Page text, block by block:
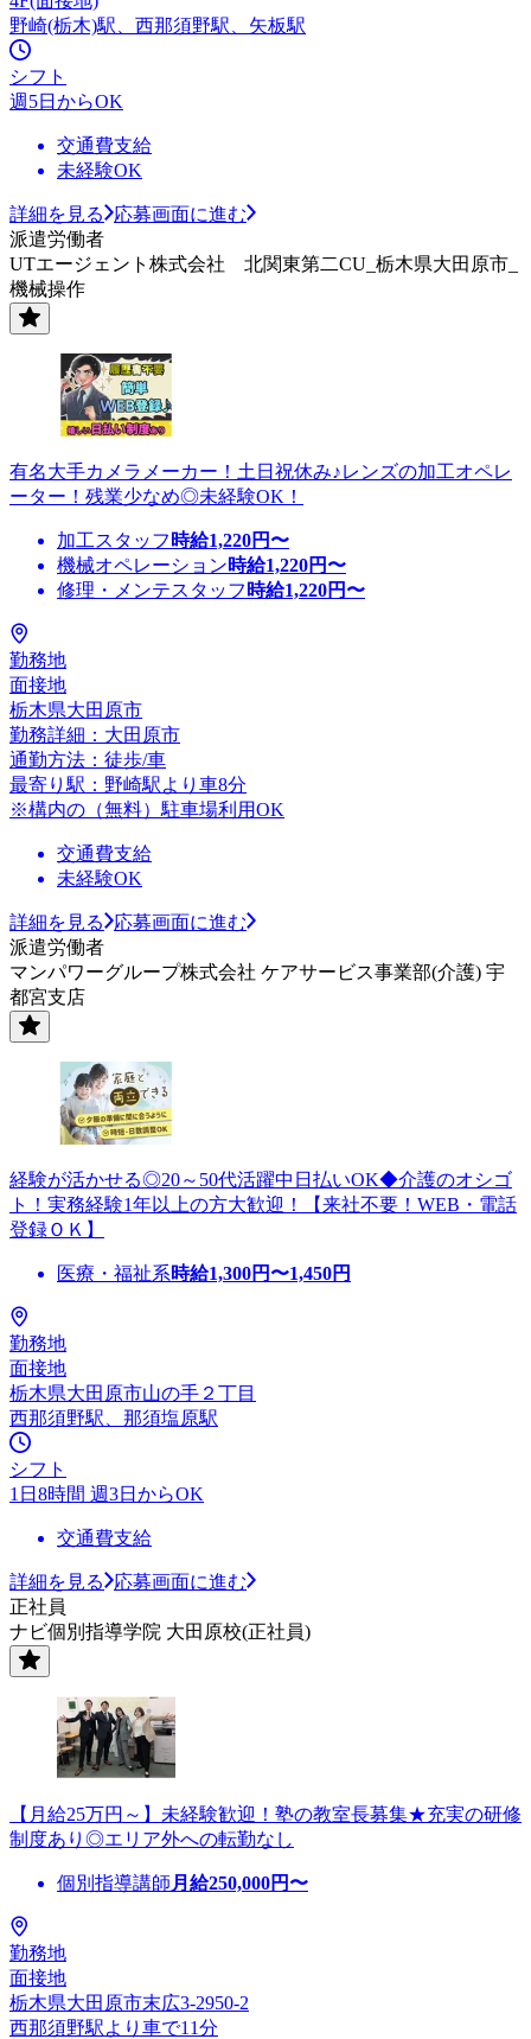
野崎(栃木)駅、西那須野駅、矢板駅
シフト
週5日からOK
交通費支給
未経験OK
詳細を見る
応募画面に進む
派遣労働者
UTエージェント株式会社 北関東第二CU_栃木県大田原市_
機械操作
有名大手カメラメーカー！土日祝休み♪レンズの加工オペレ
ーター！残業少なめ◎未経験OK！
加工スタッフ 時給1,220円〜
機械オペレーション時給1,220円〜
修理・メンテスタッフ 時給1,220円〜
勤務地
面接地
栃木県大田原市
勤務詳細：大田原市
通勤方法：徒歩/車
最寄り駅：野崎駅より車8分
※構内の（無料）駐車場利用OK
交通費支給
未経験OK
詳細を見る
応募画面に進む
派遣労働者
マンパワーグループ株式会社 ケアサービス事業部(介護) 宇
都宮支店
経験が活かせる◎20～50代活躍中日払いOK◆介護のオシゴ
ト！実務経験1年以上の方大歓迎！【来社不要！WEB・電話
登録ＯＫ】
医療・福祉系時給1,300円〜1,450円
勤務地
面接地
栃木県大田原市山の手２丁目
西那須野駅、那須塩原駅
シフト
1日8時間 週3日からOK
交通費支給
詳細を見る
応募画面に進む
正社員
ナビ個別指導学院 大田原校(正社員)
【月給25万円～】未経験歓迎！塾の教室長募集★充実の研修
制度あり◎エリア外への転勤なし
個別指導講師 月給250,000円〜
勤務地
面接地
栃木県大田原市末広3-2950-2
西那須野駅より車で11分